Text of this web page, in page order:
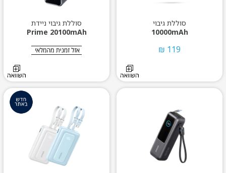
סוללת גיבוי
10000mAh
119 ₪
סוללת גיבוי ניידת
Prime 20100mAh